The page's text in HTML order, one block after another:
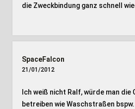
die Zweckbindung ganz schnell
SpaceFalcon
21/01/2012
Ich weiß nicht Ralf, würde man die
betreiben wie Waschstraßen